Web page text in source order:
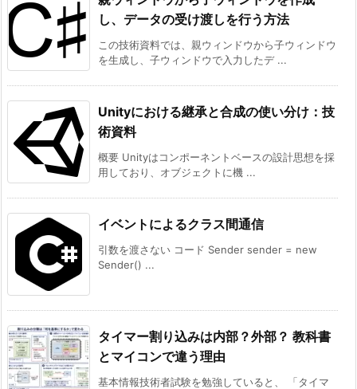
し、データの受け渡しを行う方法
この技術資料では、親ウィンドウから子ウィンドウ
を生成し、子ウィンドウで入力したデ ...
Unityにおける継承と合成の使い分け：技
術資料
概要 Unityはコンポーネントベースの設計思想を採
用しており、オブジェクトに機 ...
イベントによるクラス間通信
引数を渡さない コード Sender sender = new
Sender() ...
タイマー割り込みは内部？外部？ 教科書
とマイコンで違う理由
基本情報技術者試験を勉強していると、 「タイマ